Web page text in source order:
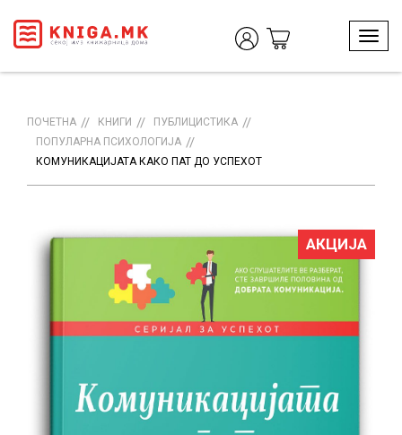
T
o
g
v
g
t
ПОЧЕТНА КНИГИ
ПУБЛИЦИСТИКА
ПОПУЛАРНА ПСИХОЛОГИЈА
КОМУНИКАЦИЈАТА КАКО ПАТ ДО УСПЕХОТ
АКЦИЈА